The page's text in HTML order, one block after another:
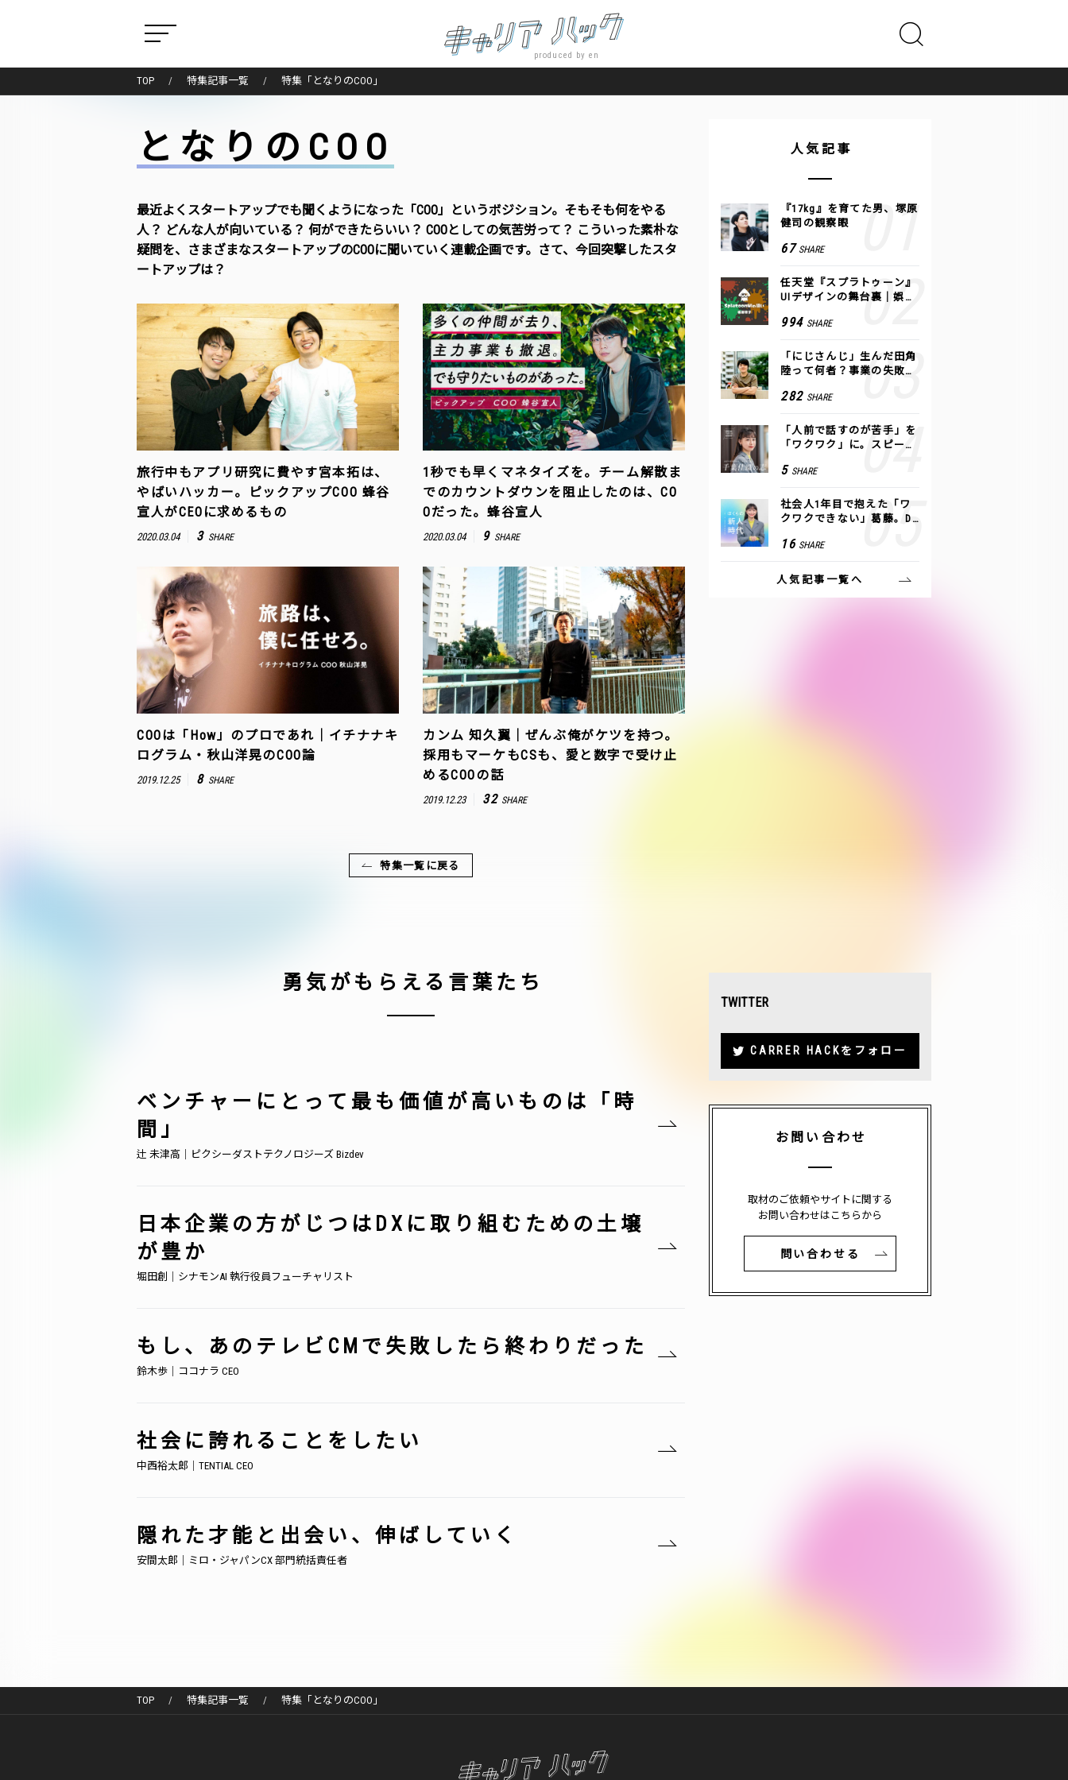
produced by en
TOP 特集記事一覧 特集「となりのCOO」
となりのCOO
最近よくスタートアップでも聞くようになった「COO」というボジション。そもそも何をやる
人？ どんな人が向いている？ 何ができたらいい？ COOとしての気苦労って？ こういった素朴な
疑問を、さまざまなスタートアップのCOOに聞いていく連載企画です。さて、今回突撃したスタ
ートアップは？
旅行中もアプリ研究に費やす宮本拓は、
やばいハッカー。ピックアップCOO 蜂谷
宣人がCEOに求めるもの
2020.03.04 3 SHARE
1秒でも早くマネタイズを。チーム解散ま
でのカウントダウンを阻止したのは、CO
Oだった。蜂谷宣人
2020.03.04 9 SHARE
COOは「How」のプロであれ｜イチナナキ
ログラム・秋山洋晃のCOO論
2019.12.25 8 SHARE
カンム 知久翼｜ぜんぶ俺がケツを持つ。
採用もマーケもCSも、愛と数字で受け止
めるCOOの話
2019.12.23 32 SHARE
特集一覧に戻る
人気記事
『17kg』を育てた男、塚原
健司の観察眼
67 SHARE
任天堂『スプラトゥーン』
UIデザインの舞台裏｜娯楽
994 SHARE
「にじさんじ」生んだ田角
陸って何者？事業の失敗
COLOR
282 SHARE
「人前で話すのが苦手」を
「ワクワク」に。スピーチ
方トレーニング」に込めた
5 SHARE
社会人1年目で抱えた「ワ
クワクできない」葛藤。De
つけた、私の生きる道
16 SHARE
人気記事一覧へ
勇気がもらえる言葉たち
ベンチャーにとって最も価値が高いものは「時
間」
辻 未津高｜ピクシーダストテクノロジーズ Bizdev
日本企業の方がじつはDXに取り組むための土壌
が豊か
堀田創｜シナモンAI 執行役員フューチャリスト
もし、あのテレビCMで失敗したら終わりだった
鈴木歩｜ココナラ CEO
社会に誇れることをしたい
中西裕太郎｜TENTIAL CEO
隠れた才能と出会い、伸ばしていく
安間太郎｜ミロ・ジャパンCX 部門統括責任者
TWITTER
CARRER HACKをフォロー
お問い合わせ
取材のご依頼やサイトに関する
お問い合わせはこちらから
問い合わせる
TOP 特集記事一覧 特集「となりのCOO」